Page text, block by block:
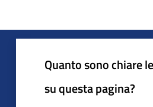
Quanto sono chiare
su questa pagina?